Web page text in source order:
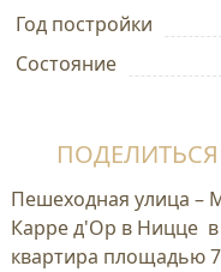
Год постройки
Состояние
ПОДЕЛИТЬСЯ
Пешеходная улица –
Карре д'Ор в Ницце
квартира площадью